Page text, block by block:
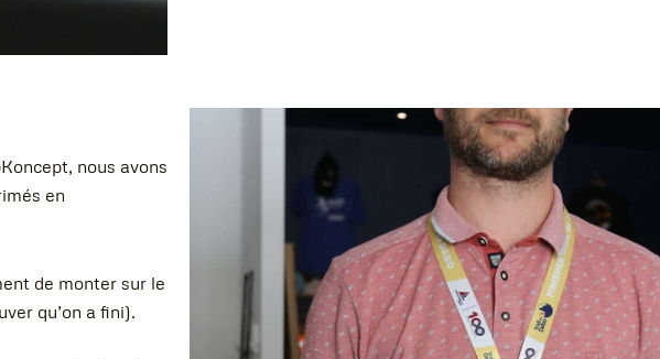
nous avons
en
de monter sur le
qu’on a fini).